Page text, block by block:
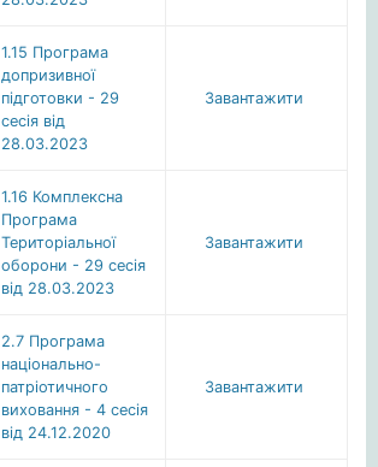
1.15 Програма
допризивної
підготовки - 29
сесія від
28.03.2023
Завантажити
1.16 Комплексна
Програма
Територіальної
оборони - 29 сесія
від 28.03.2023
Завантажити
2.7 Програма
національно-
патріотичного
виховання - 4 сесія
від 24.12.2020
Завантажити